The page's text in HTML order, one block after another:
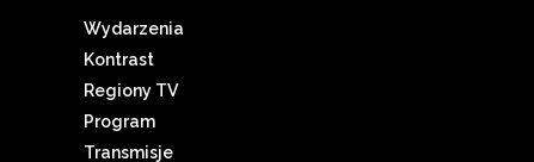
Wydarzenia
Kontrast
Regiony TV
Program
Transmisje